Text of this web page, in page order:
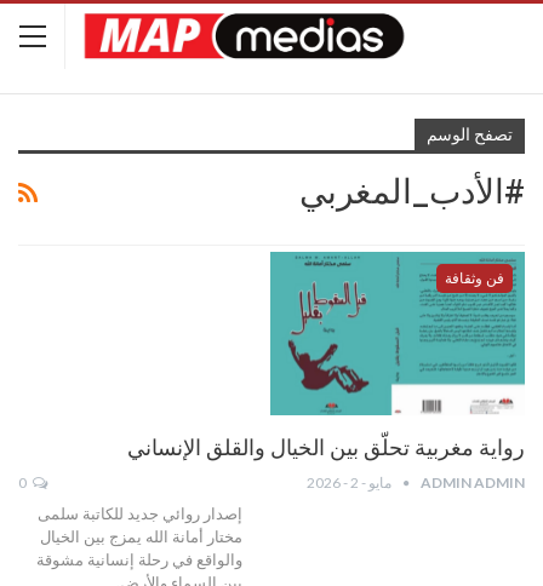
تصفح الوسم
#الأدب_المغربي
فن وثقافة
رواية مغربية تحلّق بين الخيال والقلق الإنساني
ADMIN ADMIN مايو - 2 - 2026
إصدار روائي جديد للكاتبة سلمى
مختار أمانة الله يمزج بين الخيال
والواقع في رحلة إنسانية مشوقة
بين السماء والأرض.